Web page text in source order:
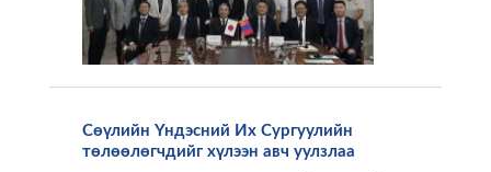
Сөүлийн Үндэсний Их Сургуулийн
төлөөлөгчдийг хүлээн авч уулзлаа